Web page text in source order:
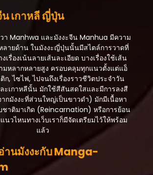
เกาหลี ญี่ปุ่น
า Manhwa และมังงะจีน Manhua มีความ
ลายด้าน ในมังงะญี่ปุ่นนั้นมีสไตล์การวาดที่
เรื่องเน้นลายเส้นละเอียด บางเรื่องใช้เส้น
มหลากหลายสูง ครอบคลุมทุกแนวตั้งแต่แอ็
ก, ไซไฟ, ไปจนถึงเรื่องราวชีวิตประจำวัน
ะเกาหลีนั้น มักใช้สีสันสดใสและมีการลงสี
ากมังงะที่ส่วนใหญ่เป็นขาวดำ) มักมีเนื้อหา
ชาติมาเกิด (Reincarnation) หรือการย้อน
นวไหนทางเว็บเราก็มีจัดเตรียมไว้ให้พร้อม
แล้ว
านมังงะกับ Manga-